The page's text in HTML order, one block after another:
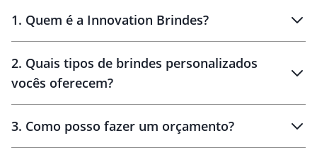
1. Quem é a Innovation Brindes?
Brindes personalizados
2. Quais tipos de brindes personalizados
vocês oferecem?
3. Como posso fazer um orçamento?